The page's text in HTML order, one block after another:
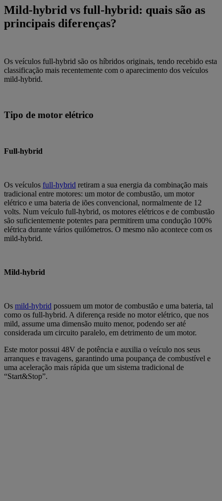
Mild-hybrid vs full-hybrid: quais são as
principais diferenças?
Os veículos full-hybrid são os híbridos originais, tendo recebido esta
classificação mais recentemente com o aparecimento dos veículos
mild-hybrid.
Tipo de motor elétrico
Full-hybrid
Os veículos full-hybrid retiram a sua energia da combinação mais
tradicional entre motores: um motor de combustão, um motor
elétrico e uma bateria de iões convencional, normalmente de 12
volts. Num veículo full-hybrid, os motores elétricos e de combustão
são suficientemente potentes para permitirem uma condução 100%
elétrica durante vários quilómetros. O mesmo não acontece com os
mild-hybrid.
Mild-hybrid
Os mild-hybrid possuem um motor de combustão e uma bateria, tal
como os full-hybrid. A diferença reside no motor elétrico, que nos
mild, assume uma dimensão muito menor, podendo ser até
considerada um circuito paralelo, em detrimento de um motor.
Este motor possui 48V de potência e auxilia o veículo nos seus
arranques e travagens, garantindo uma poupança de combustível e
uma aceleração mais rápida que um sistema tradicional de
“Start&Stop”.